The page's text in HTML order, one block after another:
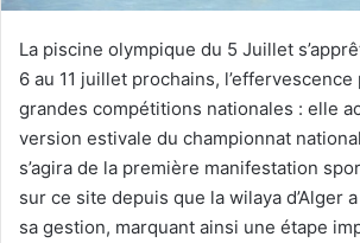
La piscine olympique du 5 Juillet
6 au 11 juillet prochains,
grandes compétitions nationales : elle
version estivale du championnat
s’agira de la première manifestation
sur ce site depuis que la wilaya d’Alger
sa gestion, marquant ainsi une étape